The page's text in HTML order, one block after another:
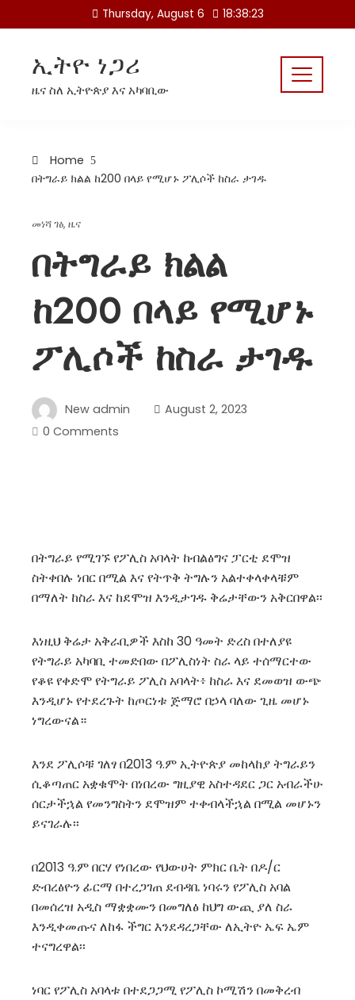
to
Thursday, August 6 18:38:23
ኢትዮ ነጋሪ
ዜና ስለ ኢትዮጵያ እና አካባቢው
Home
በትግራይ ክልል ከ200 በላይ የሚሆኑ ፖሊሶች ከስራ ታገዱ
መነሻ ገፅ, ዜና
በትግራይ ክልል
ከ200 በላይ የሚሆኑ
ፖሊሶች ከስራ ታገዱ
New admin
August 2, 2023
0 Comments
በትግራይ የሚገኙ የፖሊስ አባላት ከብልፅግና ፓርቲ ደሞዝ
ስትቀበሉ ነበር በሚል እና የትጥቅ ትግሉን አልተቀላቀላቹም
በማለት ከስራ እና ከደሞዝ እንዲታገዱ ቅሬታቸውን አቅርበዋል፡፡
እነዚህ ቅሬታ አቅራቢዎች እስከ 30 ዓመት ድረስ በተለያዩ
የትግራይ አካባቢ ተመድበው በፖሊስነት ስራ ላይ ተሰማርተው
የቆዩ የቀድሞ የትግራይ ፖሊስ አባላት፥ ከስራ እና ደመወዝ ውጭ
እንዲሆኑ የተደረጉት ከጦርነቱ ጅማሮ በኃላ ባለው ጊዜ መሆኑ
ነግረውናል።
እንደ ፖሊሶቹ ገለፃ በ2013 ዓ.ም ኢትዮጵያ መከላከያ ትግራይን
ሲቆጣጠር አቋቁሞት በነበረው ግዚያዊ አስተዳደር ጋር አብራችሁ
ሰርታችኋል የመንግስትን ደሞዝም ተቀብላችኋል በሚል መሆኑን
ይናገራሉ፡፡
በ2013 ዓ.ም በርሃ የነበረው የህውሀት ምክር ቤት በዶ/ር
ድብረፅዮን ፊርማ በተረጋገጠ ደብዳቤ ነባሩን የፖሊስ አባል
በመሰረዝ አዲስ ማቋቋሙን በመግለፅ ከህግ ውጪ ያለ ስራ
እንዲቀመጡና ለከፋ ችግር እንደዳረጋቸው ለኢትዮ ኤፍ ኤም
ተናግረዋል፡፡
ነባር የፖሊስ አባላቱ በተደጋጋሚ የፖሊስ ኮሚሽን በመቅረብ